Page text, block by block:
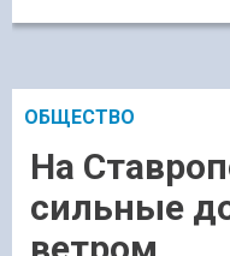
ОБЩЕСТВО
На
сильные